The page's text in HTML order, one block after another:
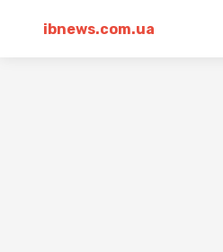
ibnews.com.ua